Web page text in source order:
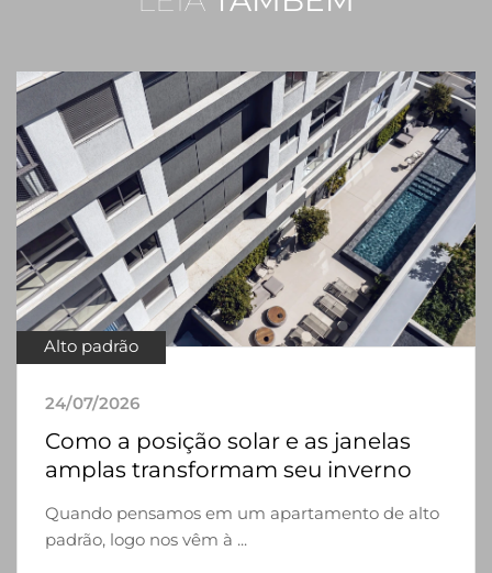
Alto padrão
24/07/2026
Como a posição solar e as janelas
amplas transformam seu inverno
Quando pensamos em um apartamento de alto
padrão, logo nos vêm à ...